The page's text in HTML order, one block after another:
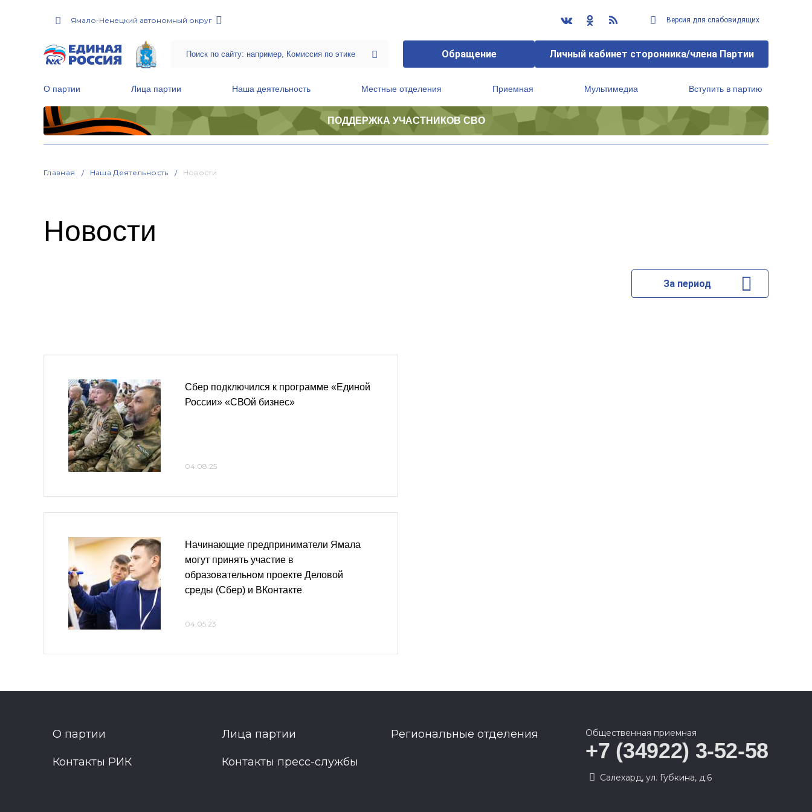
Ямало-Ненецкий автономный округ Версия для слабовидящих
Обращение Личный кабинет сторонника/члена Партии
О партии Лица партии Наша деятельность Местные отделения Приемная Мультимедиа Вступить в партию
ПОДДЕРЖКА УЧАСТНИКОВ СВО
Главная Наша Деятельность Новости
Новости
За период
Сбер подключился к программе «Единой
России» «СВОй бизнес»
04.08.25
Начинающие предприниматели Ямала
могут принять участие в
образовательном проекте Деловой
среды (Сбер) и ВКонтакте
04.05.23
О партии Лица партии Региональные отделения
Контакты РИК Контакты пресс-службы
Общественная приемная
+7 (34922) 3-52-58
Салехард, ул. Губкина, д.6